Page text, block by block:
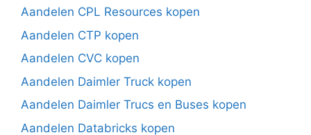
Aandelen CPL Resources kopen
Aandelen CTP kopen
Aandelen CVC kopen
Aandelen Daimler Truck kopen
Aandelen Daimler Trucs en Buses kopen
Aandelen Databricks kopen